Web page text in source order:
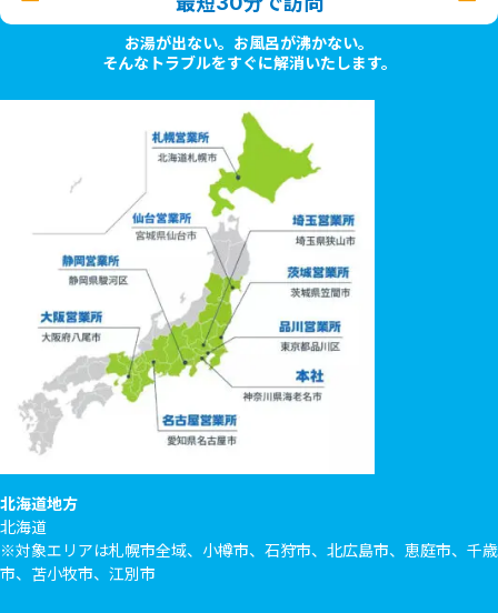
お湯が出ない。お風呂が沸かない。
そんなトラブルをすぐに解消いたします。
北海道地方
北海道
※対象エリアは札幌市全域、小樽市、石狩市、北広島市、恵庭市、千歳
市、苫小牧市、江別市